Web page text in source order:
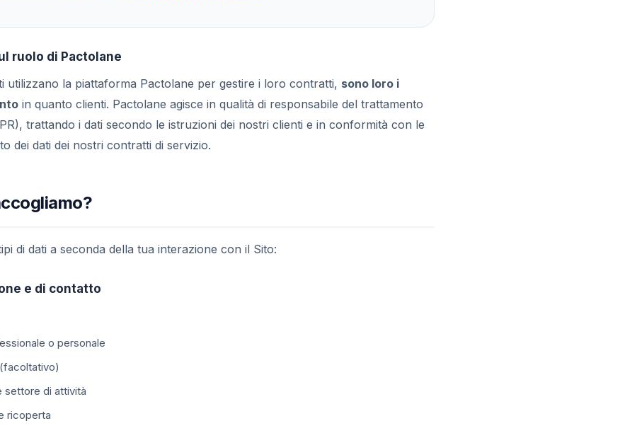
ruolo di Pactolane
utilizzano la piattaforma Pactolane per gestire i loro contratti, sono loro i
in quanto clienti. Pactolane agisce in qualità di responsabile del trattamento
trattando i dati secondo le istruzioni dei nostri clienti e in conformità con le
dei dati dei nostri contratti di servizio.
di dati a seconda della tua interazione con il Sito:
e di contatto
o personale
settore di attività
ricoperta